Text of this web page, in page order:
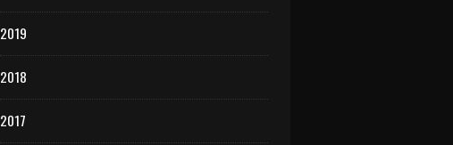
2019
2018
2017